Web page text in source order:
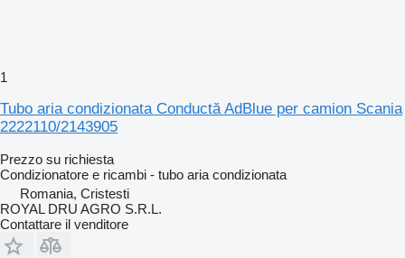
1
Tubo aria condizionata Conductă AdBlue per camion Scania
2222110/2143905
Prezzo su richiesta
Condizionatore e ricambi - tubo aria condizionata
Romania, Cristesti
ROYAL DRU AGRO S.R.L.
Contattare il venditore